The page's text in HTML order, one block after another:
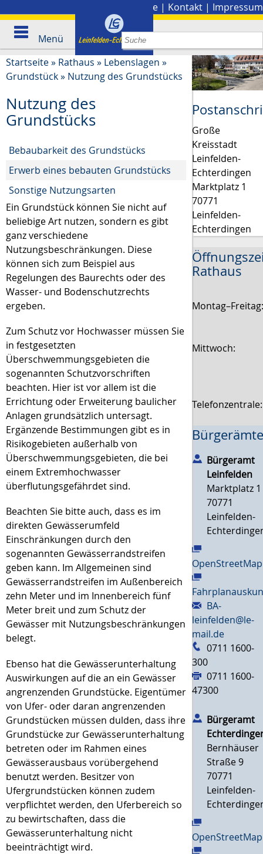
Presse | Kontakt | Impressum
Menü
Startseite» Rathaus » Lebenslagen »
Grundstück» Nutzung des Grundstücks
Nutzung des
Grundstücks
Bebaubarkeit des Grundstücks
Erwerb eines bebauten Grundstücks
Sonstige Nutzungsarten
Ein Grundstück können Sie nicht auf
beliebige Art nutzen, sondern es gibt
ganz verschiedene
Nutzungsbeschränkungen. Diese
können sich zum Beispiel aus
Regelungen des Baurechts oder des
Wasser- und Bodenschutzrechts
ergeben.
Zum Schutz vor Hochwasser müssen Sie
in festgesetzten
Überschwemmungsgebieten die
sogenannten Schutzvorschriften
beachten. Hier ist vor allem ist die
Errichtung oder Erweiterung baulicher
Anlagen grundsätzlich untersagt.
Ergänzende Bestimmungen gibt es in
Risikogebieten außerhalb von
Überschwemmungsgebieten, die bei
einem Extremhochwasser
überflutungsgefährdet sind.
Beachten Sie bitte auch, dass es im
direkten Gewässerumfeld
Einschränkungen durch den
sogenannten Gewässerrandstreifen
geben kann. Im Allgemeinen sind
Gewässerrandstreifen im Außenbereich
zehn Meter und im Innenbereich fünf
Meter breit und zum Schutz der
Gewässer mit Nutzungsbeschränkungen
belegt.
Ebenso hat die Gewässerunterhaltung
Auswirkungen auf die an ein Gewässer
angrenzenden Grundstücke. Eigentümer
von Ufer- oder daran angrenzenden
Grundstücken müssen dulden, dass ihre
Grundstücke zur Gewässerunterhaltung
betreten oder im Rahmen eines
Gewässerausbaus vorübergehend
benutzt werden. Besitzer von
Ufergrundstücken können zudem
verpflichtet werden, den Uferbereich so
zu bewirtschaften, dass die
Gewässerunterhaltung nicht
beeinträchtigt wird.
Große
Kreisstadt
Leinfelden-
Echterdingen
Marktplatz 1
70771
Leinfelden-
Echterdingen
Rathaus
Mittwoch:
Bürgeramt
Leinfelden
Marktplatz 1
70771
Leinfelden-
OpenStreetMap
BA-
leinfelden@le-
mail.de
0711 1600-
300
0711 1600-
47300
Bürgeramt
Bernhäuser
Straße 9
70771
Leinfelden-
OpenStreetMap